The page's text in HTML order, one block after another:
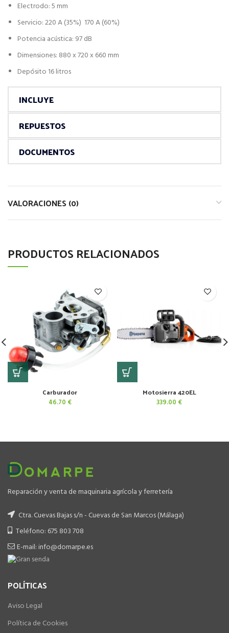
Electrodo: 5 mm
Servicio: 220 A (35%) 170 A (60%)
Potencia acústica: 97 dB
Dimensiones: 880 x 720 x 660 mm
Depósito 16 litros
INCLUYE
REPUESTOS
DOCUMENTOS
VALORACIONES (0)
PRODUCTOS RELACIONADOS
Carburador
46.70 €
Motosierra 420EL
339.00 €
Reparación y venta de maquinaria agrícola y ferretería
Ctra. Cuevas Bajas s/n - Cuevas de San Marcos (Málaga)
Teléfono: 675 803 708
E-mail: info@domarpe.es
POLÍTICAS
Aviso Legal
Política de Cookies